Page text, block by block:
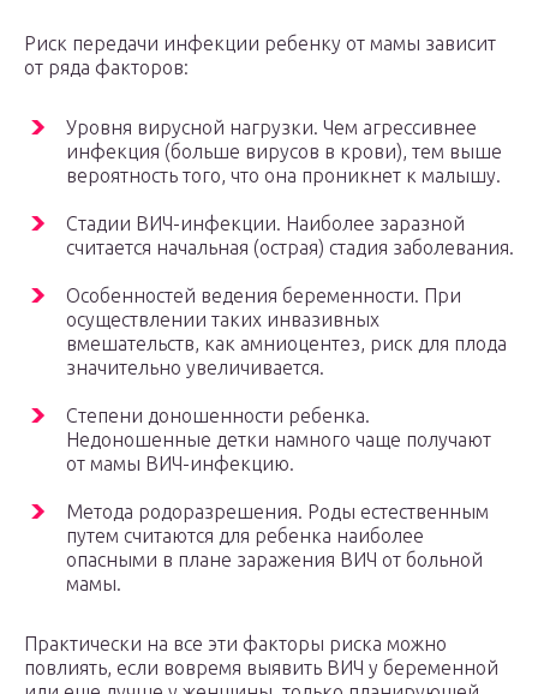
Риск передачи инфекции ребенку от мамы зависит
от ряда факторов:
Уровня вирусной нагрузки. Чем агрессивнее
инфекция (больше вирусов в крови), тем выше
вероятность того, что она проникнет к малышу.
Стадии ВИЧ-инфекции. Наиболее заразной
считается начальная (острая) стадия заболевания.
Особенностей ведения беременности. При
осуществлении таких инвазивных
вмешательств, как амниоцентез, риск для плода
значительно увеличивается.
Степени доношенности ребенка.
Недоношенные детки намного чаще получают
от мамы ВИЧ-инфекцию.
Метода родоразрешения. Роды естественным
путем считаются для ребенка наиболее
опасными в плане заражения ВИЧ от больной
мамы.
Практически на все эти факторы риска можно
повлиять, если вовремя выявить ВИЧ у беременной